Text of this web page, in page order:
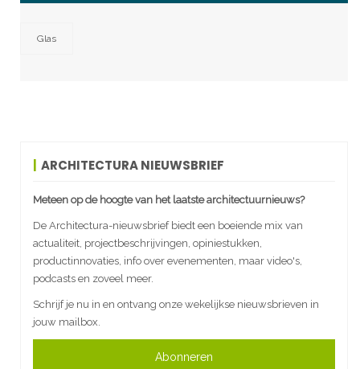
Glas
ARCHITECTURA NIEUWSBRIEF
Meteen op de hoogte van het laatste architectuurnieuws?
De Architectura-nieuwsbrief biedt een boeiende mix van
actualiteit, projectbeschrijvingen, opiniestukken,
productinnovaties, info over evenementen, maar video's,
podcasts en zoveel meer.
Schrijf je nu in en ontvang onze wekelijkse nieuwsbrieven in
jouw mailbox.
Abonneren